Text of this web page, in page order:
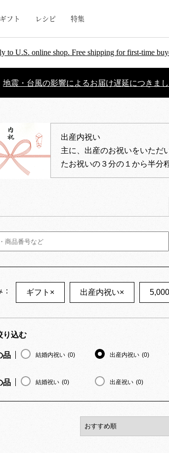
ギフト レシピ 特集
to U.S. online shop. Free shipping for first-time
地震・台風の影響によるお届け遅延につきま
出産内祝い
主に、出産のお祝いをいただ
たお祝いの３分の１から半分
ギフト × 出産内祝い×
り込む
品 結婚内祝い (0) 出産内祝い (0)
品 結婚祝い (0) 出産祝い (0)